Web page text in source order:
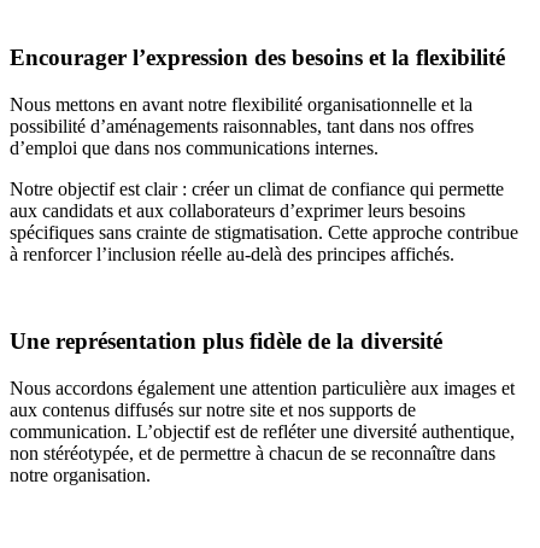
Encourager l’expression des besoins et la flexibilité
Nous mettons en avant notre flexibilité organisationnelle et la
possibilité d’aménagements raisonnables, tant dans nos offres
d’emploi que dans nos communications internes.
Notre objectif est clair : créer un climat de confiance qui permette
aux candidats et aux collaborateurs d’exprimer leurs besoins
spécifiques sans crainte de stigmatisation. Cette approche contribue
à renforcer l’inclusion réelle au-delà des principes affichés.
Une représentation plus fidèle de la diversité
Nous accordons également une attention particulière aux images et
aux contenus diffusés sur notre site et nos supports de
communication. L’objectif est de refléter une diversité authentique,
non stéréotypée, et de permettre à chacun de se reconnaître dans
notre organisation.